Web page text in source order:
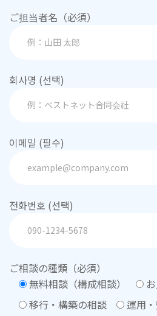
ご担当者名（必須）
회사명 (선택)
이메일 (필수)
전화번호 (선택)
ご相談の種類（必須）
無料相談（構成相談）
移行・構築の相談
運用